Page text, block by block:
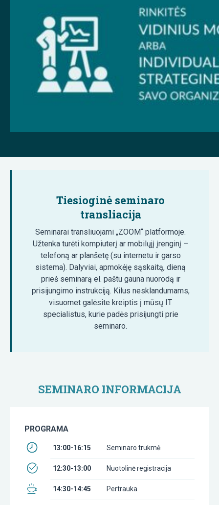
Tiesioginė seminaro
transliacija
Seminarai transliuojami „ZOOM“ platformoje.
Užtenka turėti kompiuterį ar mobilųjį įrenginį –
telefoną ar planšetę (su internetu ir garso
sistema). Dalyviai, apmokėję sąskaitą, dieną
prieš seminarą el. paštu gauna nuorodą ir
prisijungimo instrukciją. Kilus nesklandumams,
visuomet galėsite kreiptis į mūsų IT
specialistus, kurie padės prisijungti prie
seminaro.
SEMINARO INFORMACIJA
PROGRAMA
13:00-16:15 Seminaro trukmė
12:30-13:00 Nuotolinė registracija
14:30-14:45 Pertrauka